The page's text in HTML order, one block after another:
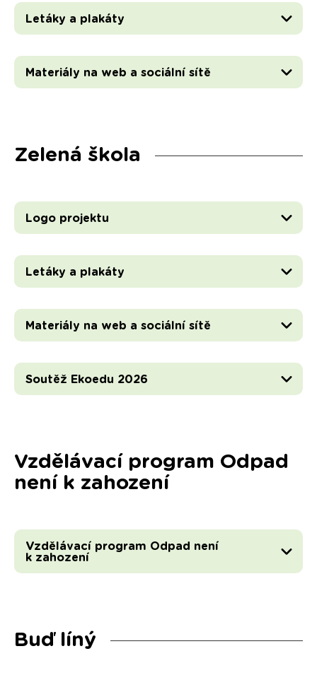
Letáky a plakáty
Materiály na web a sociální sítě
Zelená škola
Logo projektu
Letáky a plakáty
Materiály na web a sociální sítě
Soutěž Ekoedu 2026
Vzdělávací program Odpad
není k zahození
Vzdělávací program Odpad není
k zahození
Buď líný